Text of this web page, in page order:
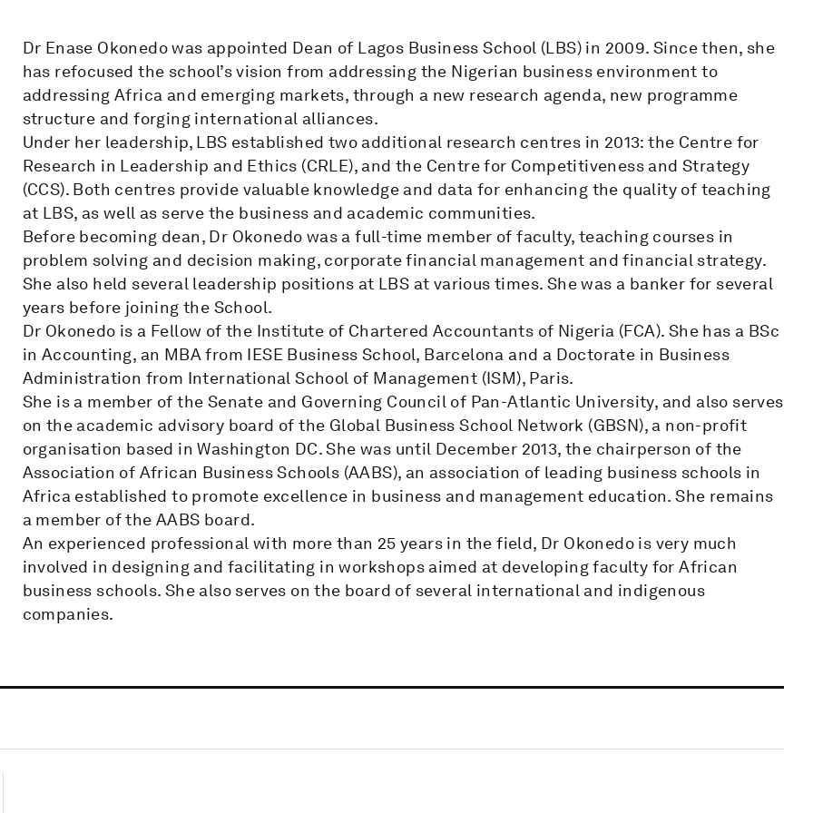
Dr Enase Okonedo was appointed Dean of Lagos Business School (LBS) in 2009. Since then, she
has refocused the school’s vision from addressing the Nigerian business environment to
addressing Africa and emerging markets, through a new research agenda, new programme
structure and forging international alliances.
Under her leadership, LBS established two additional research centres in 2013: the Centre for
Research in Leadership and Ethics (CRLE), and the Centre for Competitiveness and Strategy
(CCS). Both centres provide valuable knowledge and data for enhancing the quality of teaching
at LBS, as well as serve the business and academic communities.
Before becoming dean, Dr Okonedo was a full-time member of faculty, teaching courses in
problem solving and decision making, corporate financial management and financial strategy.
She also held several leadership positions at LBS at various times. She was a banker for several
years before joining the School.
Dr Okonedo is a Fellow of the Institute of Chartered Accountants of Nigeria (FCA). She has a BSc
in Accounting, an MBA from IESE Business School, Barcelona and a Doctorate in Business
Administration from International School of Management (ISM), Paris.
She is a member of the Senate and Governing Council of Pan-Atlantic University, and also serves
on the academic advisory board of the Global Business School Network (GBSN), a non-profit
organisation based in Washington DC. She was until December 2013, the chairperson of the
Association of African Business Schools (AABS), an association of leading business schools in
Africa established to promote excellence in business and management education. She remains
a member of the AABS board.
An experienced professional with more than 25 years in the field, Dr Okonedo is very much
involved in designing and facilitating in workshops aimed at developing faculty for African
business schools. She also serves on the board of several international and indigenous
companies.